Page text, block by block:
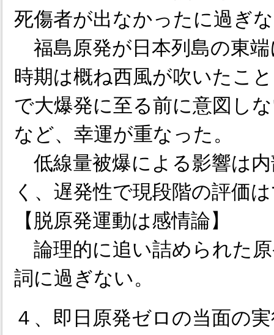
死傷者が出なかったに過ぎ
福島原発が日本列島の東
時期は概ね西風が吹いたこ
で大爆発に至る前に意図し
など、幸運が重なった。
低線量被爆による影響は
く、遅発性で現段階の評価
【脱原発運動は感情論】
論理的に追い詰められた
詞に過ぎない。
４、即日原発ゼロの当面の